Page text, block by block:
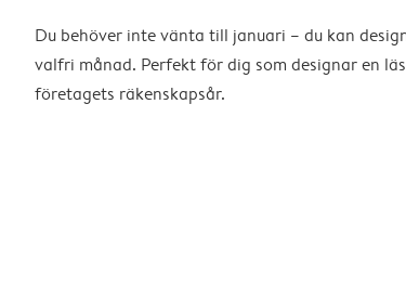
Du behöver inte vänta till januari – du kan
valfri månad. Perfekt för dig som designar en
företagets räkenskapsår.